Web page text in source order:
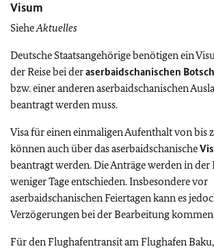
Visum
SieheAktuelles
Deutsche Staatsangehörige benötigen ein
der Reise bei deraserbaidschanischen
bzw. einer anderen aserbaidschanischen
beantragt werden muss.
Visa für einen einmaligen Aufenthalt von bis
können auch über das aserbaidschanische
beantragt werden. Die Anträge werden in der
weniger Tage entschieden. Insbesondere vor
aserbaidschanischen Feiertagen kann es
Verzögerungen bei der Bearbeitung
Für den Flughafentransit am Flughafen